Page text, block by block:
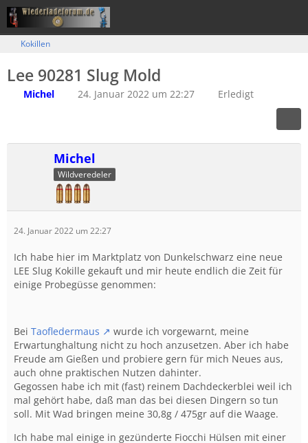
Kokillen
Lee 90281 Slug Mold
Michel 24. Januar 2022 um 22:27 Erledigt
Michel
Wildveredeler
24. Januar 2022 um 22:27
Ich habe hier im Marktplatz von Dunkelschwarz eine neue
LEE Slug Kokille gekauft und mir heute endlich die Zeit für
einige Probegüsse genommen:
Bei Taofledermaus
wurde ich vorgewarnt, meine
Erwartunghaltung nicht zu hoch anzusetzen. Aber ich habe
Freude am Gießen und probiere gern für mich Neues aus,
auch ohne praktischen Nutzen dahinter.
Gegossen habe ich mit (fast) reinem Dachdeckerblei weil ich
mal gehört habe, daß man das bei diesen Dingern so tun
soll. Mit Wad bringen meine 30,8g / 475gr auf die Waage.
Ich habe mal einige in gezünderte Fiocchi Hülsen mit einer